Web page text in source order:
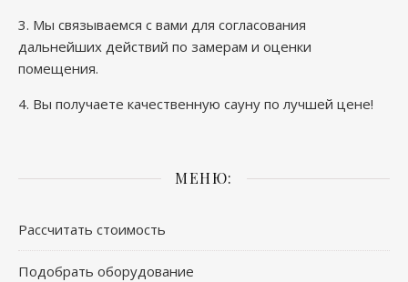
3. Мы связываемся с вами для согласования
дальнейших действий по замерам и оценки
помещения.
4. Вы получаете качественную сауну по лучшей цене!
МЕНЮ:
Рассчитать стоимость
Подобрать оборудование